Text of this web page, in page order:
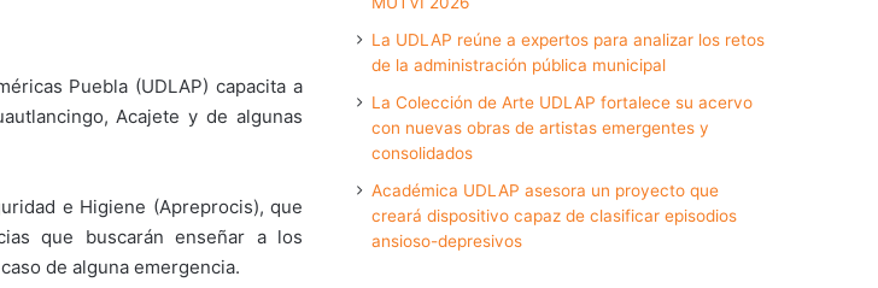
Puebla (UDLAP) capacita a
Acajete y de algunas
e Higiene (Apreprocis), que
que buscarán enseñar a los
de alguna emergencia.
La UDLAP reúne a expertos para analizar los retos
de la administración pública municipal
La Colección de Arte UDLAP fortalece su acervo
con nuevas obras de artistas emergentes y
consolidados
Académica UDLAP asesora un proyecto que
creará dispositivo capaz de clasificar episodios
ansioso-depresivos